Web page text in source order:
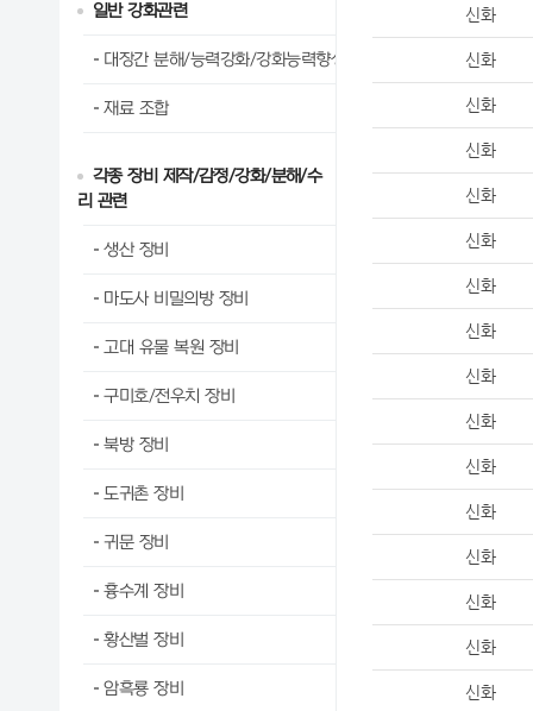
일반 강화관련
대장간 분해/능력강화/강화능력향상
재료 조합
각종 장비 제작/감정/강화/분해/수
리 관련
생산 장비
마도사 비밀의방 장비
고대 유물 복원 장비
구미호/전우치 장비
북방 장비
도귀촌 장비
귀문 장비
흉수계 장비
황산벌 장비
암흑룡 장비
신화
신화
신화
신화
신화
신화
신화
신화
신화
신화
신화
신화
신화
신화
신화
신화